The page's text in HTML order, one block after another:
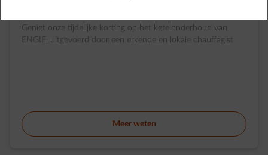
Geniet onze tijdelijke korting op het ketelonderhoud van
ENGIE, uitgevoerd door een erkende en lokale chauffagist​
Meer weten